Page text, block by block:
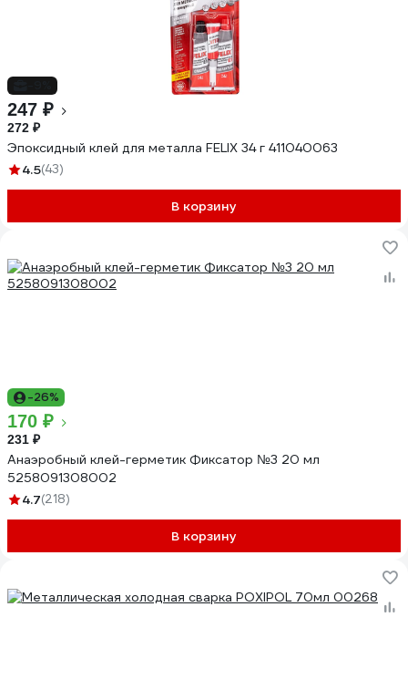
247 ₽
272 ₽
Эпоксидный клей для металла FELIX 34 г 411040063
4.5(43)
В корзину
-26%
170 ₽
231 ₽
Анаэробный клей-герметик Фиксатор №3 20 мл
5258091308002
4.7(218)
В корзину